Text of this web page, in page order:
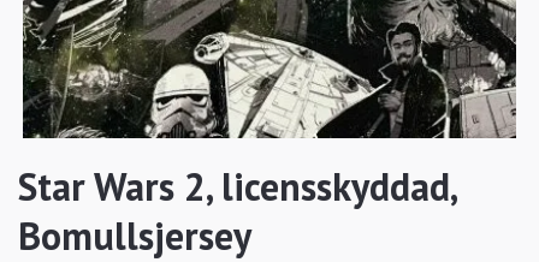
Star Wars 2, licensskyddad,
Bomullsjersey